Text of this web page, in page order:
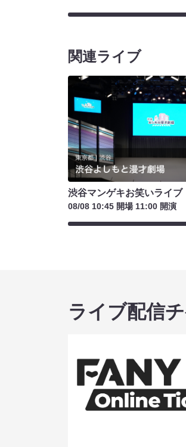
関連ライブ
渋谷マンゲキお笑いライ
08/08 10:45 開場 11:00 開演
ライブ配信